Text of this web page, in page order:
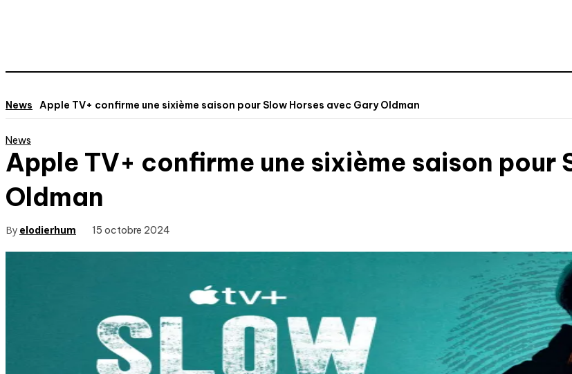
News Apple TV+ confirme une sixième saison pour Slow Horses avec Gary Oldman
News
Apple TV+ confirme une sixième saison pour
Oldman
By elodierhum 15 octobre 2024